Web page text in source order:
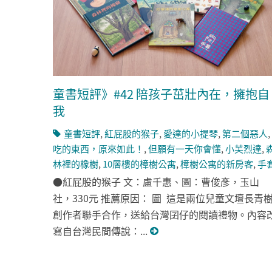
童書短評》#42 陪孩子茁壯內在，擁抱自
我
童書短評,紅屁股的猴子, 愛達的小提琴,第二個惡人,
吃的東西，原來如此！ ,但願有一天你會懂,小芙烈達,
林裡的橡樹, 10層樓的樟樹公寓,樟樹公寓的新房客,手
●紅屁股的猴子 文：盧千惠、圖：曹俊彥，玉山
社，330元 推薦原因： 圖 這是兩位兒童文壇長青
創作者聯手合作，送給台灣囝仔的閱讀禮物。內容
寫自台灣民間傳說：...